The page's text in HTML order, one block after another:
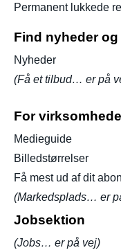
Permanent lukkede
Find nyheder
Nyheder
(Få et tilbud… er på
For
Medieguide
Billedstørrelser
Få mest ud af dit
(Markedsplads… er
Jobsektion
(Jobs… er på vej)